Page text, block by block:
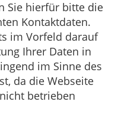
Sie hierfür bitte die
Kontaktdaten.
im Vorfeld darauf
Ihrer Daten in
im Sinne des
da die Webseite
betrieben